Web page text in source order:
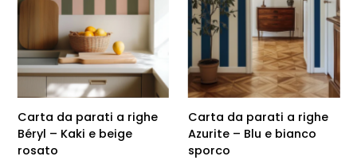
Carta da parati a righe
Béryl – Kaki e beige
rosato
Carta da parati a righe
Azurite – Blu e bianco
sporco